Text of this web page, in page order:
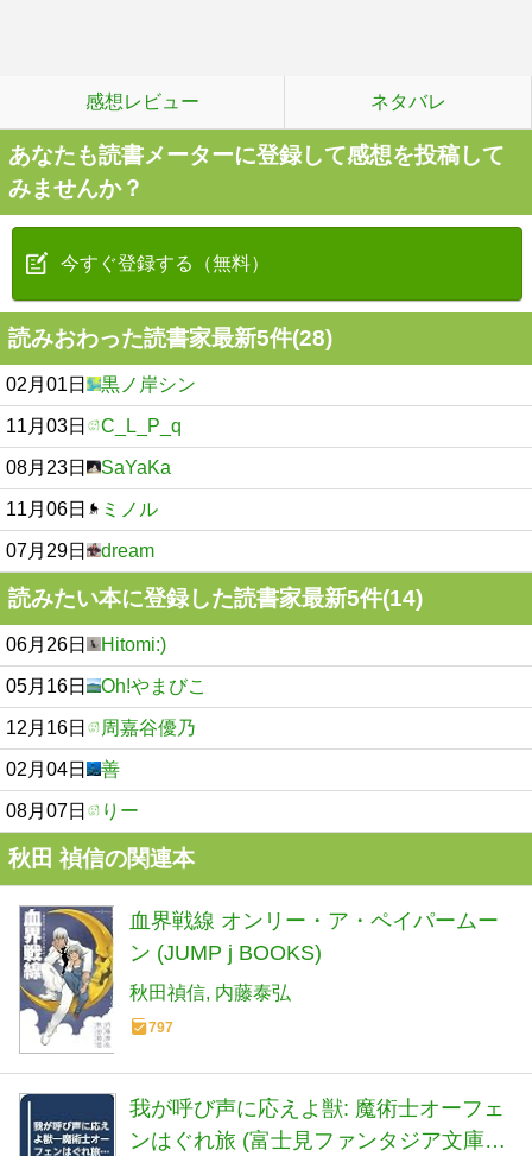
感想レビュー ネタバレ
あなたも読書メーターに登録して感想を投稿して
みませんか？
今すぐ登録する（無料）
読みおわった読書家最新5件(28)
02月01日 黒ノ岸シン
11月03日 C_L_P_q
08月23日 SaYaKa
11月06日 ミノル
07月29日 dream
読みたい本に登録した読書家最新5件(14)
06月26日 Hitomi:)
05月16日 Oh!やまびこ
12月16日 周嘉谷優乃
02月04日 善
08月07日 りー
秋田 禎信の関連本
血界戦線 オンリー・ア・ペイパームー
ン (JUMP j BOOKS)
秋田禎信 内藤泰弘
797
我が呼び声に応えよ獣: 魔術士オーフェ
ンはぐれ旅 (富士見ファンタジア文庫